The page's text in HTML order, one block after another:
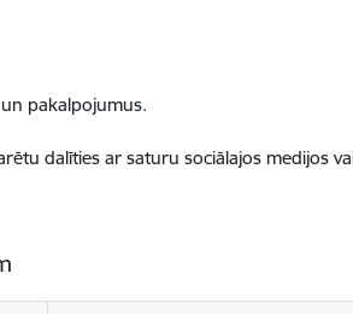
pakalpojumus.
dalīties ar saturu sociālajos medijos